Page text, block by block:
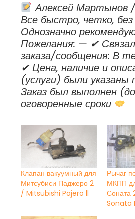
Алексей Мартынов /
Все быстро, четко, без
Однозначно
Пожелания: — ✔
заказа/сообщения: В
✔ Цена, наличие и
(услуги) были указаны
Заказ был выполнен
оговоренные сроки
Клапан вакуумный для
Митсубиси Паджеро 2
/ Mitsubishi Pajero ll
Рычаг
МКПП
Соната
Sonata